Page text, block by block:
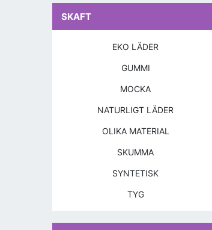
SKAFT
EKO LÄDER
GUMMI
MOCKA
NATURLIGT LÄDER
OLIKA MATERIAL
SKUMMA
SYNTETISK
TYG